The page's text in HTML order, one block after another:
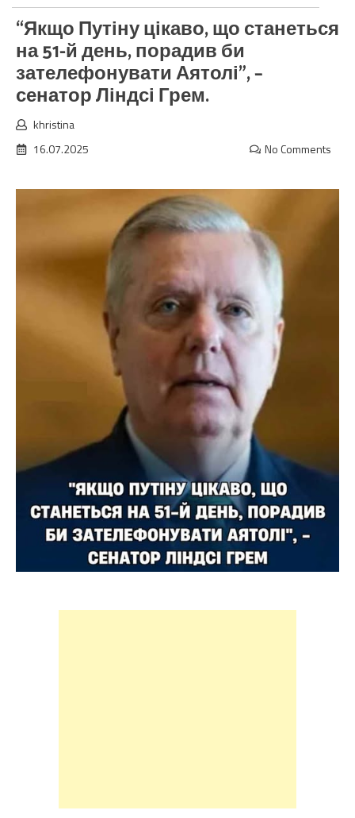
“Якщо Путіну цікаво, що станеться
на 51-й день, порадив би
зателефонувати Аятолі”, –
сенатор Ліндсі Грем.
khristina
16.07.2025
No Comments